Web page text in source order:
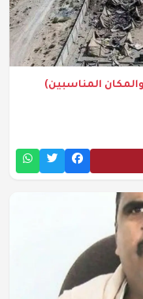
المناسبين)